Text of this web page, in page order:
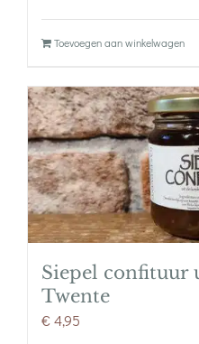
Toevoegen aan winkelwagen
Siepel confituur
Twente
€4,95